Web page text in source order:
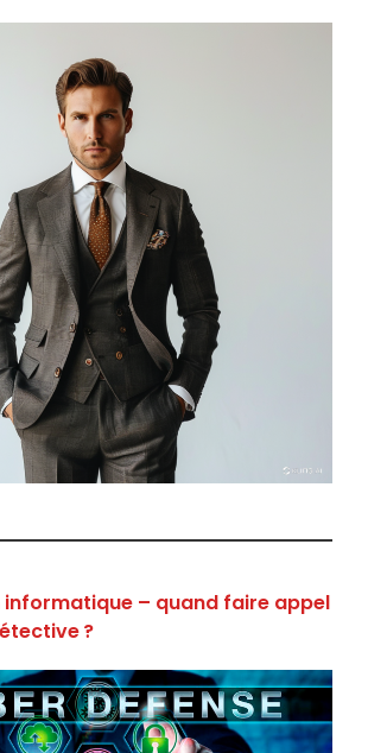
– quand faire appel
?